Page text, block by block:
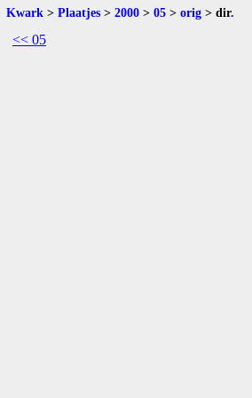
Kwark > Plaatjes > 2000 > 05 > orig > dir.
<< 05